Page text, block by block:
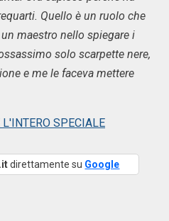
Quello è un ruolo che
maestro nello spiegare i
solo scarpette nere,
e me le faceva mettere
L'INTERO SPECIALE
direttamente su Google